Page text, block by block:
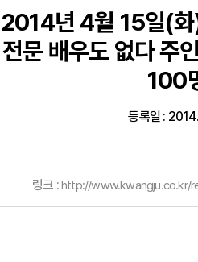
2014년 4월 15일(
전문 배우도 없다 주
100
등록일 :
링크 :http://www.kwangju.co.kr/